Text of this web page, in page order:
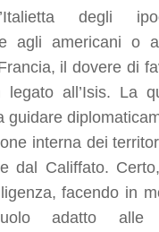
degli
agli americani o
il dovere di
all’Isis. La
guidare
interna dei
dal Califfato.
facendo in
adatto alle